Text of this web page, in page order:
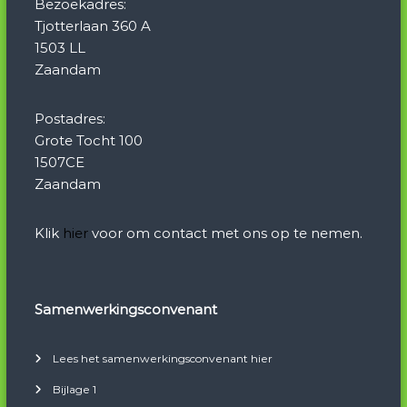
Bezoekadres:
Tjotterlaan 360 A
1503 LL
Zaandam
Postadres:
Grote Tocht 100
1507CE
Zaandam
Klik hiervoor om contact met ons op te nemen.
Samenwerkingsconvenant
Lees het samenwerkingsconvenant hier
Bijlage 1